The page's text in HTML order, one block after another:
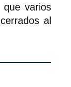
que varios
al